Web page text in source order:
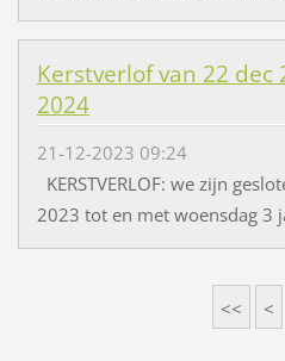
Kerstverlof van 22
2024
21-12-2023 09:24
KERSTVERLOF: we zijn
2023 tot en met woensdag 3
<< <